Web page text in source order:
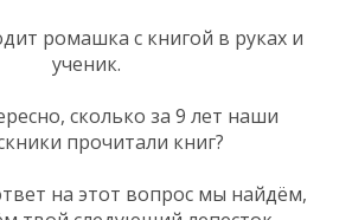
ромашка с книгой в руках и
ученик.
сколько за 9 лет наши
прочитали книг?
на этот вопрос мы найдём,